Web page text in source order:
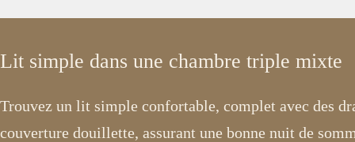
Lit simple dans une chambre triple mixte
Trouvez un lit simple confortable, complet avec des
couverture douillette, assurant une bonne nuit de